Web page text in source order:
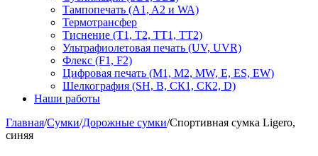
Тампопечать (A1, A2 и WA)
Термотрансфер
Тиснение (Т1, Т2, ТT1, ТT2)
Ультрафиолетовая печать (UV, UVR)
Флекс (F1, F2)
Цифровая печать (M1, M2, MW, E, ES, EW)
Шелкография (SH, В, СК1, СК2, D)
Наши работы
Главная/Сумки/Дорожные сумки/Спортивная сумка Ligero,
синяя